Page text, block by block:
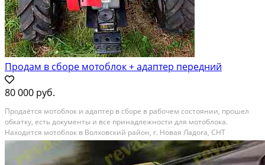
Продам в сборе мотоблок + адаптер передний
80 000 руб.
Продаётся мотоблок и адаптер в сборе в рабочем состоянии, прошел
обкатку, есть документы и все принадлежности для мотоблока.
Находится мотоблок в Волховский район, г. Новая Ладога, СНТ
«Нептун». Все вопросы по телефону: 89112108264 Сергей